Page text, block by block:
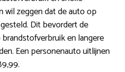
wil zeggen dat de auto op
Dit bevordert de
en langere
Een personenauto uitlijnen